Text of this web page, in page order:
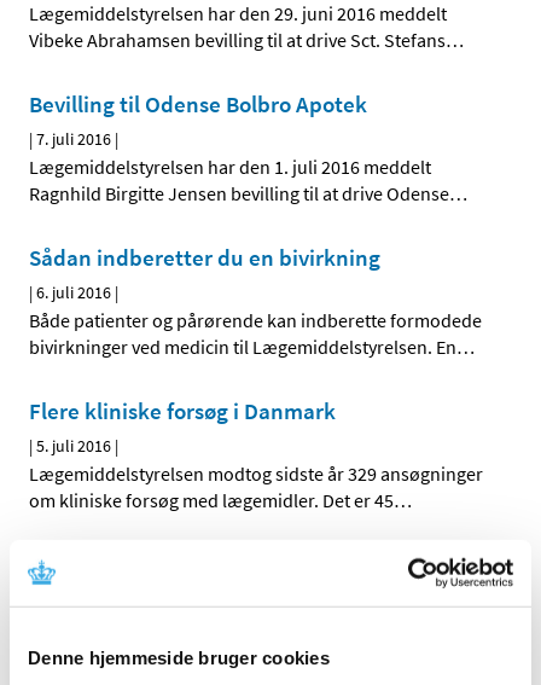
Denne hjemmeside bruger cookies
Lægemiddelstyrelsen har den 29. juni 2016 meddelt
Vibeke Abrahamsen bevilling til at drive Sct. Stefans…
Bevilling til Odense Bolbro Apotek
|7. juli 2016 |
Lægemiddelstyrelsen har den 1. juli 2016 meddelt
Ragnhild Birgitte Jensen bevilling til at drive Odense…
Sådan indberetter du en bivirkning
|6. juli 2016 |
Både patienter og pårørende kan indberette formodede
bivirkninger ved medicin til Lægemiddelstyrelsen. En…
Flere kliniske forsøg i Danmark
|5. juli 2016 |
Lægemiddelstyrelsen modtog sidste år 329 ansøgninger
om kliniske forsøg med lægemidler. Det er 45…
Høring over forslag til tilskudsstatus for
medicin mod neuropatiske smerter
Medicintilskudsnævnet er i gang med at revurdere